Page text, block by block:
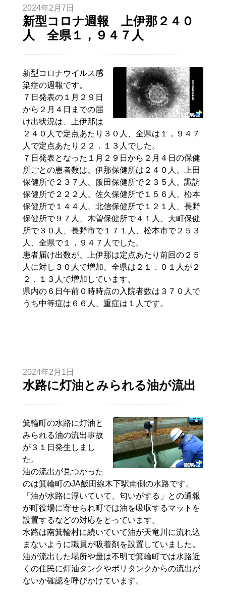
2024年2月7日
新型コロナ週報 上伊那２４０
人 全県１，９４７人
新型コロナウイルス感
染症の週報です。
７日発表の１月２９日
から２月４日までの届
け出状況は、上伊那は
２４０人で定点あたり３０人、全県は１，９４７
人で定点あたり２２．１３人でした。
７日発表となった１月２９日から２月４日の保健
所ごとの患者数は、伊那保健所は２４０人、上田
保健所で２３７人、飯田保健所で２３５人、諏訪
保健所で２２２人、佐久保健所で１５６人、松本
保健所で１４４人、北信保健所で１２１人、長野
保健所で９７人、木曽保健所で４１人、大町保健
所で３０人、長野市で１７１人、松本市で２５３
人、全県で１，９４７人でした。
患者届け出数が、上伊那は定点あたり前回の２５
人に対し３０人で増加、全県は２１．０１人が２
２．１３人で増加しています。
県内の６日午前０時時点の入院者数は３７０人で
うち中等症は６６人、重症は１人です。
2024年2月1日
水路に灯油とみられる油が流出
箕輪町の水路に灯油と
みられる油の流出事故
が３１日発生しまし
た。
油の流出が見つかった
のは箕輪町のJA飯田線木下駅南側の水路です。
「油が水路に浮いていて、匂いがする」との通報
が町役場に寄せられ町では油を吸収するマットを
設置するなどの対応をとっています。
水路は南箕輪村に続いていて油が天竜川に流れ込
まないように職員が吸着剤を設置していました。
油が流出した場所や量は不明で箕輪町では水路近
くの住民に灯油タンクやポリタンクからの流出が
ないか確認を呼びかけています。